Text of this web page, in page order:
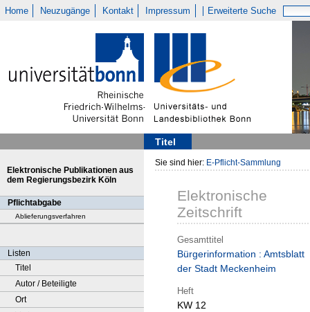
Home Neuzugänge Kontakt Impressum Erweiterte Suche
Titel
Elektronische Publikationen aus
dem Regierungsbezirk Köln
Pflichtabgabe
Ablieferungsverfahren
Listen
Titel
Autor / Beteiligte
Ort
Sie sind hier: E-Pflicht-Sammlung
Elektronische
Zeitschrift
Gesamttitel
Bürgerinformation : Amtsblatt
der Stadt Meckenheim
Heft
KW 12